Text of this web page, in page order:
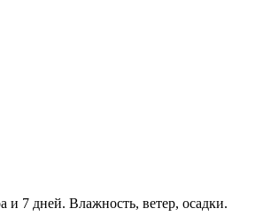
и 7 дней. Влажность, ветер, осадки.